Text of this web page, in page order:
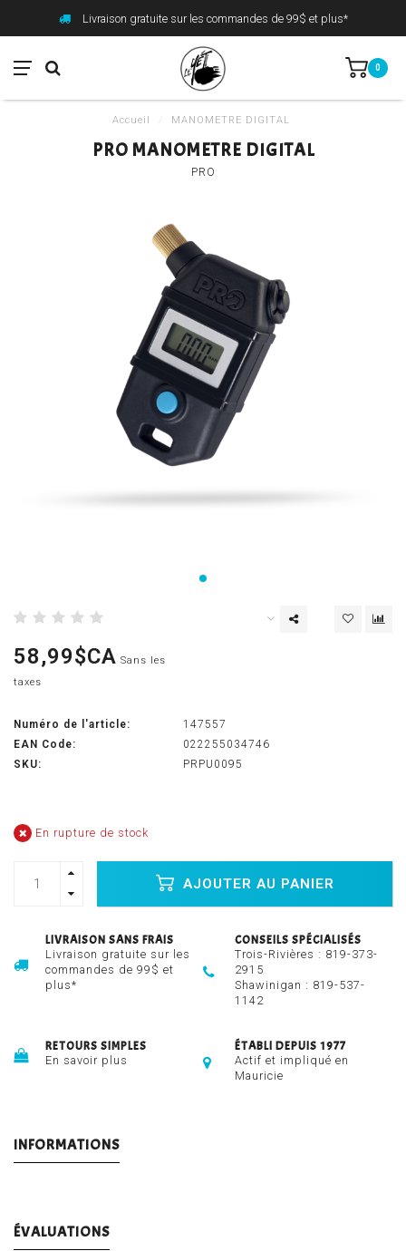
Livraison gratuite sur les commandes de 99$ et plus*
0
Accueil MANOMETRE DIGITAL
PRO MANOMETRE DIGITAL
PRO
58,99$CA Sans les
taxes
Numéro de l'article:
147557
EAN Code:
022255034746
SKU:
PRPU0095
En rupture de stock
AJOUTER AU PANIER
LIVRAISON SANS FRAIS
Livraison gratuite sur les
commandes de 99$ et
plus*
CONSEILS SPÉCIALISÉS
Trois-Rivières : 819-373-
2915
Shawinigan : 819-537-
1142
RETOURS SIMPLES
En savoir plus
ÉTABLI DEPUIS 1977
Actif et impliqué en
Mauricie
INFORMATIONS
ÉVALUATIONS